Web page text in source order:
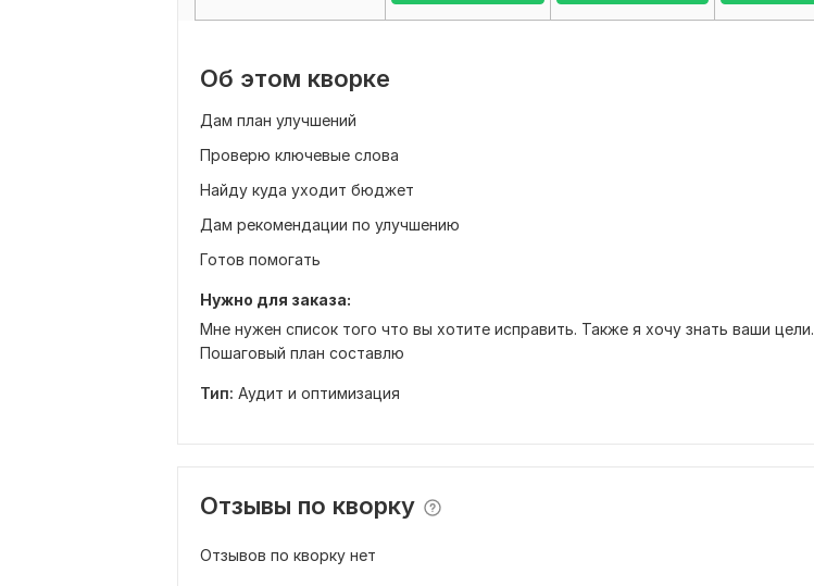
Об этом кворке
Дам план улучшений
Проверю ключевые слова
Найду куда уходит бюджет
Дам рекомендации по улучшению
Готов помогать
Нужно для заказа:
Мне нужен список того что вы хотите исправить. Также я хочу знать ваши цели.
Пошаговый план составлю
Тип: Аудит и оптимизация
Отзывы по кворку
Отзывов по кворку нет